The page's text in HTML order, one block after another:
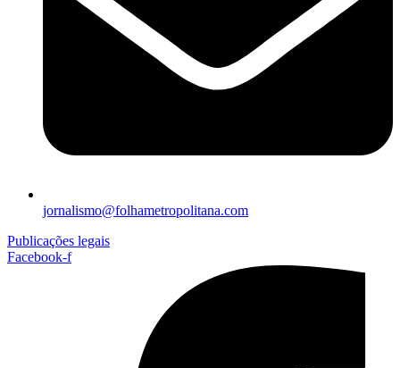
jornalismo@folhametropolitana.com
Publicações legais
Facebook-f